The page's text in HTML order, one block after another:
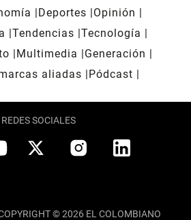
Deportes
Opinión
Tendencias Tecnología
Multimedia
Generación
aliadas
Pódcast
REDES SOCIALES
© 2026 EL COLOMBIANO